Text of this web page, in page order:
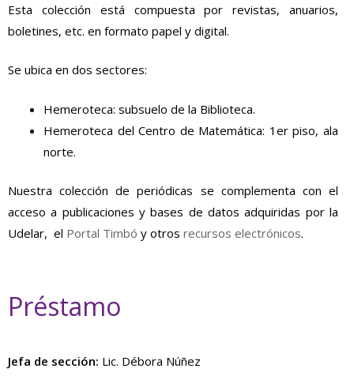
Esta colección está compuesta por revistas, anuarios,
boletines, etc. en formato papel y digital.
Se ubica en dos sectores:
Hemeroteca: subsuelo de la Biblioteca.
Hemeroteca del Centro de Matemática: 1er piso, ala
norte.
Nuestra colección de periódicas se complementa con el
acceso a publicaciones y bases de datos adquiridas por la
Udelar, el Portal Timbó y otros recursos electrónicos.
Préstamo
Jefa de sección: Lic. Débora Núñez